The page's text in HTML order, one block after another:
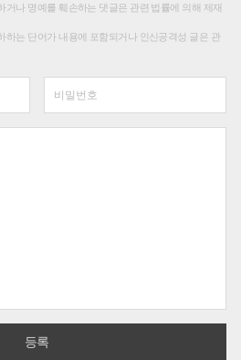
거나 명예를 훼손하는 댓글은 관련 법률에 의해 제재
하는 단어가 내용에 포함되거나 인신공격성 글은 관